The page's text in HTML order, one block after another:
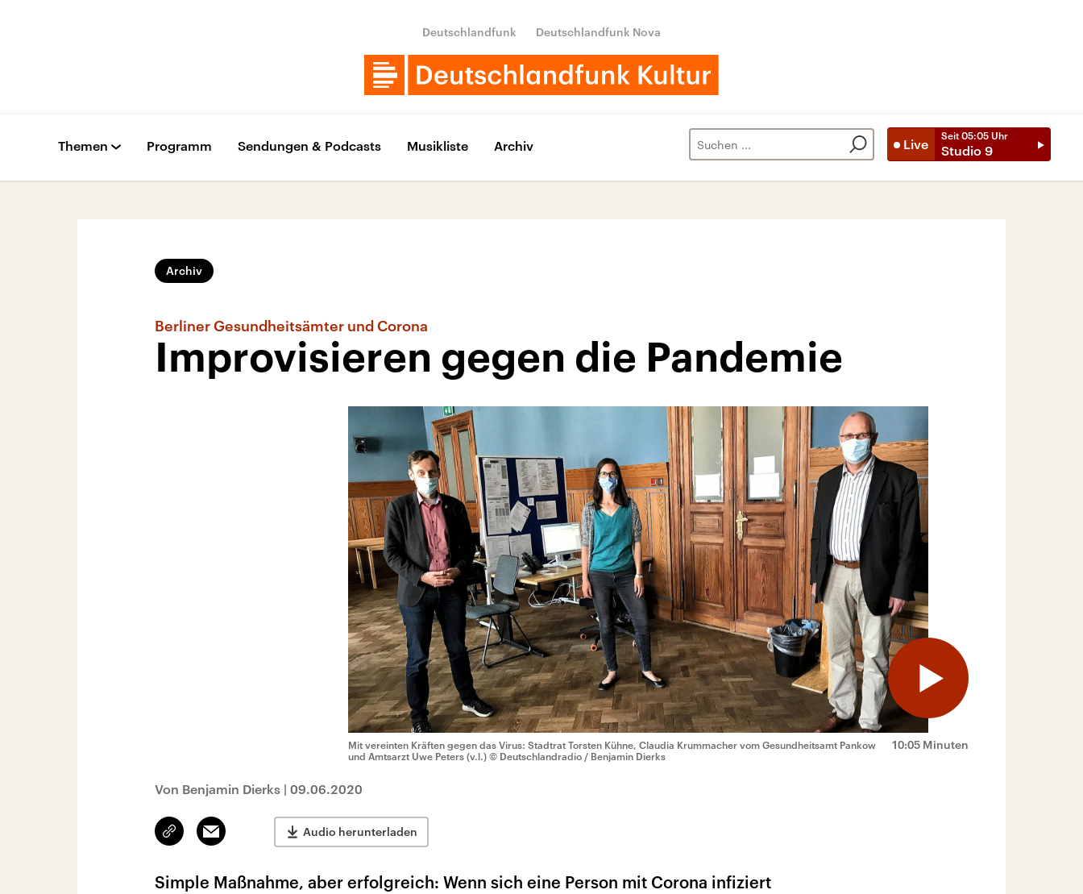
Deutschlandfunk Deutschlandfunk Nova
Live
Seit 05:05 Uhr
Studio 9
Themen Programm Sendungen & Podcasts Musikliste Archiv
Archiv
Berliner Gesundheitsämter und Corona
Improvisieren gegen die Pandemie
10:05 Minuten
Mit vereinten Kräften gegen das Virus: Stadtrat Torsten Kühne, Claudia Krummacher vom Gesundheitsamt Pankow
und Amtsarzt Uwe Peters (v.l.) © Deutschlandradio / Benjamin Dierks
Von Benjamin Dierks | 09.06.2020
Link
kopieren/teilen
Email Audio herunterladen
Simple Maßnahme, aber erfolgreich: Wenn sich eine Person mit Corona infiziert